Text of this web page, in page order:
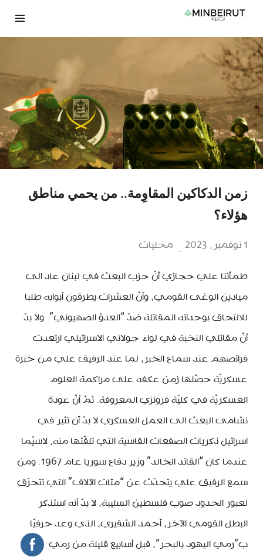
انتقل
المحتوى
زمن الدكاكين المقاوِمة.. من يحمي مناطق
هؤلاء؟
1 نوفمبر، 2023 محليات
طمأننا علي حجازي أنّ حزب البعث في لبنان عاد الى
ميادين الوغى القومي، وأنّ العشرات يطرقون أبوابه طلبا
للالتحاق بوحداته المقاتلة ضدّ “العدوّ الصهيوني”. ولا بدّ
أنّ مقاتلي النخبة في لواء جولاني الاسرائيلي ارتعدت
فرائصهم عند سماع الخبر، لما عند الرفيق علي من خبرة
عسكريّة حصّلها زمن عكفه على مراكمة العلوم
العسكريّة في كليّة فرونزي المعروفة. ثمّ أنّ عودة
نشامى البعث الى العمل العسكري لا بدّ أن تثير في
اسرائيل ذكريات الصفعات القاسية التي تلقّتها منه، لاسيّما
عندما كان “القائد الخالد” وزير دفاع سوريا عام 1967. ومن
سمع الرفيق علي يتحدّث عن “مئات الآلاف” التي تتحرّق
لعبور الحدود صوب فلسطين السليبة، لا بدّ أنه استذكر
البطل القومي الآخر، أحمد الشقيري، الذي وعد حرفيّا
ب”رمي اليهود بالبحر”، قبل أسابيع قليلة من رمي